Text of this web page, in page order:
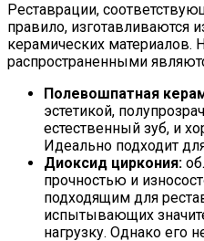
Реставрации,
правило, изготавливаются
керамических материалов.
распространенными
Полевошпатная
эстетикой,
естественный зуб, и
Идеально подходит
Диоксид циркония:
прочностью и
подходящим для
испытывающих
нагрузку. Однако его